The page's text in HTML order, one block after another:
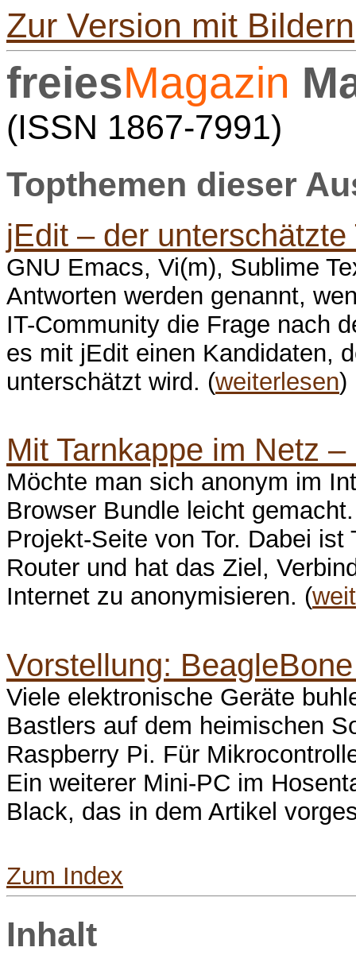
Zur Version mit Bildern
freiesMagazin
(ISSN 1867-7991)
Topthemen dieser
jEdit – der unterschätzte
GNU Emacs, Vi(m), Sublime
Antworten werden genannt,
IT-Community die Frage nach
es mit jEdit einen Kandidaten,
unterschätzt wird. (weiterlesen)
Mit Tarnkappe im Netz
Möchte man sich anonym im
Browser Bundle leicht
Projekt-Seite von Tor. Dabei
Router und hat das Ziel,
Internet zu anonymisieren. (
Vorstellung:
Viele elektronische Geräte
Bastlers auf dem heimischen
Raspberry Pi. Für
Ein weiterer Mini-PC im
Black, das in dem Artikel
Zum Index
Inhalt